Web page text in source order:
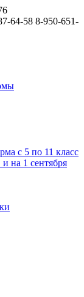
64-58 8-950-651-
с 5 по 11 класс
на 1 сентября